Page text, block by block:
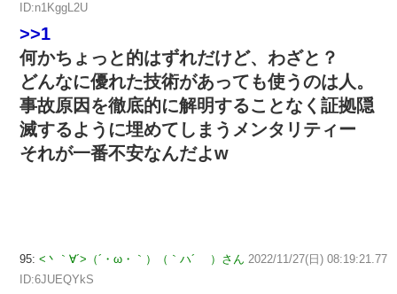
ID:n1KggL2U
>>1
何かちょっと的はずれだけど、わざと？
どんなに優れた技術があっても使うのは人。
事故原因を徹底的に解明することなく証拠隠
滅するように埋めてしまうメンタリティー
それが一番不安なんだよw
95: <丶｀∀´>（´・ω・｀）（｀ハ´ ）さん 2022/11/27(日) 08:19:21.77
ID:6JUEQYkS